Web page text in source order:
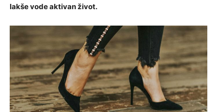
lakše vode aktivan život.